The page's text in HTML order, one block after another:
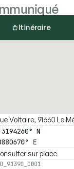
Itinéraire
Voltaire, 91660 Le
N
E
sur place